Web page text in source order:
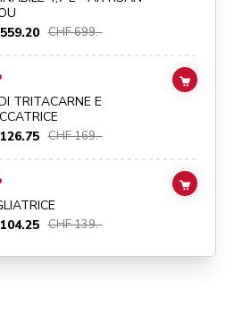
CHF 699.-
E INSACCATRICE details page
TRITACARNE E
CHF 169.-
ADD
page
CHF 139.-
ADD